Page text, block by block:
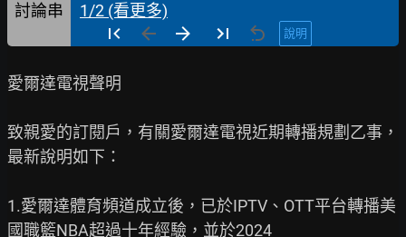
討論串 1/2 (看更多)
說明
愛爾達電視聲明
致親愛的訂閱戶，有關愛爾達電視近期轉播規劃乙事，
最新說明如下：
1.愛爾達體育頻道成立後，已於IPTV、OTT平台轉播美
國職籃NBA超過十年經驗，並於2024